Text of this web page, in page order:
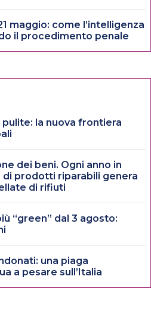
maggio: come l’intelligenza
il procedimento penale
la nuova frontiera
dei beni. Ogni anno in
prodotti riparabili genera
di rifiuti
“green” dal 3 agosto:
una piaga
a pesare sull’Italia